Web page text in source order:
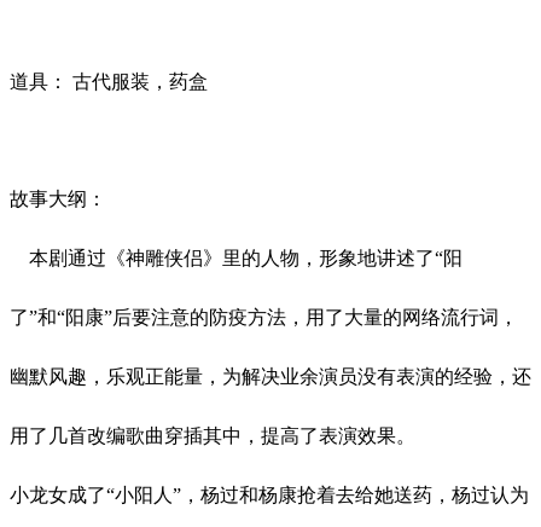
道具： 古代服装，药盒
故事大纲：
本剧通过《神雕侠侣》里的人物，形象地讲述了“阳
了”和“阳康”后要注意的防疫方法，用了大量的网络流行词，
幽默风趣，乐观正能量，为解决业余演员没有表演的经验，还
用了几首改编歌曲穿插其中，提高了表演效果。
小龙女成了“小阳人”，杨过和杨康抢着去给她送药，杨过认为